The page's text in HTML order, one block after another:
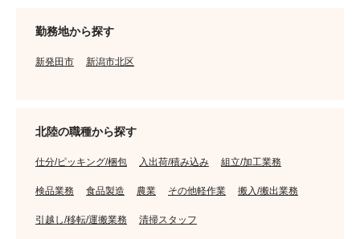
勤務地から探す
新発田市 新潟市北区
北陸の職種から探す
仕分/ピッキング/梱包 入出荷/積み込み 組立/加工業務
検品業務 食品製造 農業 その他軽作業 搬入/搬出業務
引越し/移転/運搬業務 清掃スタッフ